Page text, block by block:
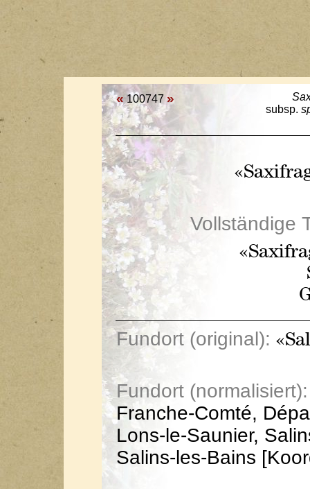
« 100747 »
subsp.
Vollständige
Fundort (original):
Fundort (normalisiert):
Franche-Comté,
Lons-le-Saunier,
Salins-les-Bains